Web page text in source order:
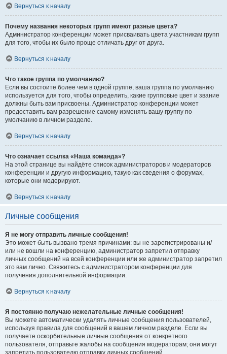
Вернуться к началу
Почему названия некоторых групп имеют разные цвета?
Администратор конференции может присваивать цвета участникам групп
для того, чтобы их было проще отличать друг от друга.
Вернуться к началу
Что такое группа по умолчанию?
Если вы состоите более чем в одной группе, ваша группа по умолчанию
используется для того, чтобы определить, какие групповые цвет и звание
должны быть вам присвоены. Администратор конференции может
предоставить вам разрешение самому изменять вашу группу по
умолчанию в личном разделе.
Вернуться к началу
Что означает ссылка «Наша команда»?
На этой странице вы найдёте список администраторов и модераторов
конференции и другую информацию, такую как сведения о форумах,
которые они модерируют.
Вернуться к началу
Личные сообщения
Я не могу отправить личные сообщения!
Это может быть вызвано тремя причинами: вы не зарегистрированы и/
или не вошли на конференцию, администратор запретил отправку
личных сообщений на всей конференции или же администратор запретил
это вам лично. Свяжитесь с администратором конференции для
получения дополнительной информации.
Вернуться к началу
Я постоянно получаю нежелательные личные сообщения!
Вы можете автоматически удалять личные сообщения пользователей,
используя правила для сообщений в вашем личном разделе. Если вы
получаете оскорбительные личные сообщения от конкретного
пользователя, отправьте жалобы на сообщения модераторам; они могут
запретить пользователю отправку личных сообщений.